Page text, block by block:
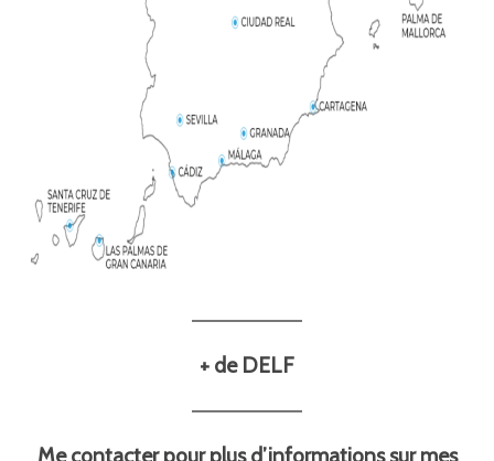
+ de DELF
Me contacter pour plus d’informations sur mes